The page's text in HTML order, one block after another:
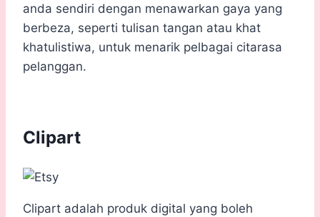
anda sendiri dengan menawarkan gaya yang
berbeza, seperti tulisan tangan atau khat
khatulistiwa, untuk menarik pelbagai citarasa
pelanggan.
Clipart
Clipart adalah produk digital yang boleh